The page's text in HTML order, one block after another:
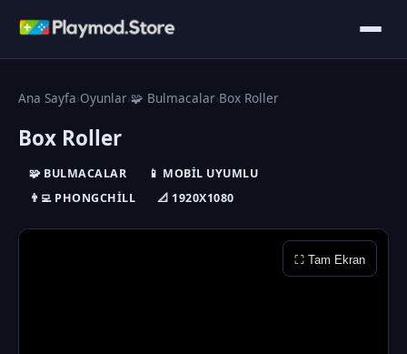
Ana Sayfa›Oyunlar›🧩 Bulmacalar›Box Roller
Box Roller
🧩 BULMACALAR
📱 MOBIL UYUMLU
👨‍💻 PHONGCHILL
📐 1920X1080
⛶ Tam Ekran